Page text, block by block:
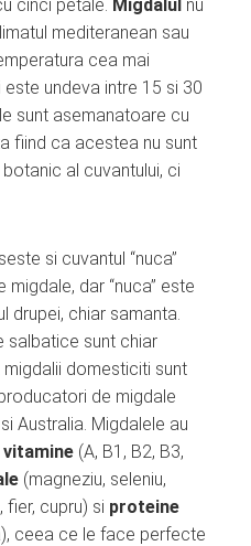
cinci petale. Migdalul nu
mediteranean sau
cea mai
undeva intre 15 si 30
sunt asemanatoare cu
fiind ca acestea nu sunt
al cuvantului, ci
si cuvantul “nuca”
dar “nuca” este
drupei, chiar samanta.
salbatice sunt chiar
domesticiti sunt
de migdale
Australia. Migdalele au
vitamine (A, B1, B2, B3,
(magneziu, seleniu,
fier, cupru) si proteine
ceea ce le face perfecte